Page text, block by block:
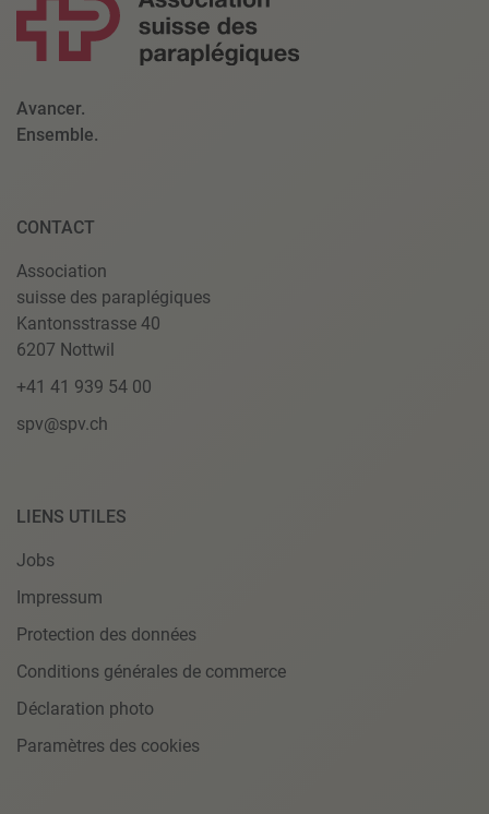
Avancer.
Ensemble.
CONTACT
Association
suisse des paraplégiques
Kantonsstrasse 40
6207 Nottwil
+41 41 939 54 00
spv@spv.ch
LIENS UTILES
Jobs
Impressum
Protection des données
Conditions générales de commerce
Déclaration photo
Paramètres des cookies